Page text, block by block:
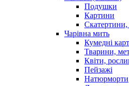
Подушки
Картини
Чарiвна мить
Кумедні
Тварини,
Квіти,
Пейзажі
Натюрморти